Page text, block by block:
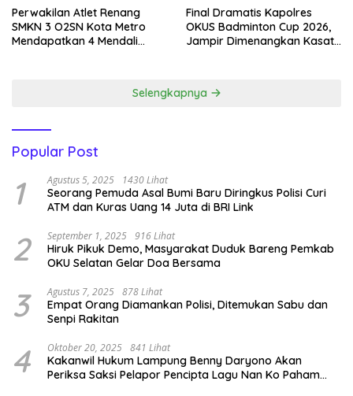
Perwakilan Atlet Renang
SMKN 3 O2SN Kota Metro
Mendapatkan 4 Mendali
Final Dramatis Kapolres
OKUS Badminton Cup 2026,
Jampir Dimenangkan Kasat
Selengkapnya
Popular Post
1 Agustus 5, 2025 1430 Lihat
Seorang Pemuda Asal Bumi Baru Diringkus Polisi Curi
ATM dan Kuras Uang 14 Juta di BRI Link
2 September 1, 2025 916 Lihat
Hiruk Pikuk Demo, Masyarakat Duduk Bareng Pemkab
OKU Selatan Gelar Doa Bersama
3 Agustus 7, 2025 878 Lihat
Empat Orang Diamankan Polisi, Ditemukan Sabu dan
Senpi Rakitan
4 Oktober 20, 2025 841 Lihat
Kakanwil Hukum Lampung Benny Daryono Akan
Periksa Saksi Pelapor Pencipta Lagu Nan Ko Paham